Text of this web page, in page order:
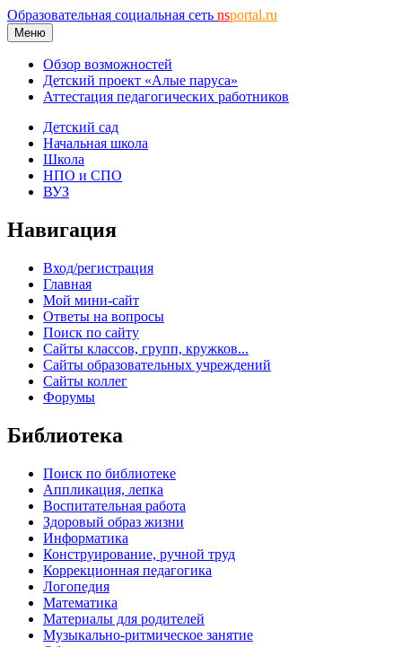
Образовательная социальная сеть nsportal.ru
Меню
Обзор возможностей
Детский проект «Алые паруса»
Аттестация педагогических работников
Детский сад
Начальная школа
Школа
НПО и СПО
ВУЗ
Навигация
Вход/регистрация
Главная
Мой мини-сайт
Ответы на вопросы
Поиск по сайту
Сайты классов, групп, кружков...
Сайты образовательных учреждений
Сайты коллег
Форумы
Библиотека
Поиск по библиотеке
Аппликация, лепка
Воспитательная работа
Здоровый образ жизни
Информатика
Конструирование, ручной труд
Коррекционная педагогика
Логопедия
Математика
Материалы для родителей
Музыкально-ритмическое занятие